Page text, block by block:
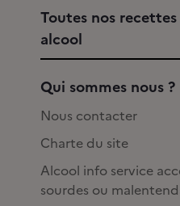
Toutes nos
alcool
Qui sommes nous ?
Nous contacter
Charte du site
Alcool info service
sourdes ou